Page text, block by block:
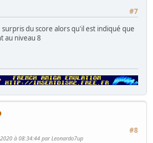
#7
surpris du score alors qu'il est indiqué que
au niveau 8
#8
à 08:34:44 par Leonardo7up